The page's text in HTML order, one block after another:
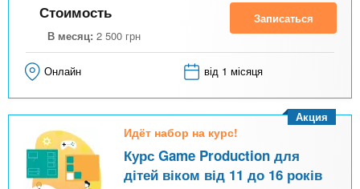
Стоимость
В месяц: 2 500 грн
Записаться
Онлайн від 1 місяця
Идёт набор на курс!
Курс Game Production для
дітей віком від 11 до 16 років
Акция